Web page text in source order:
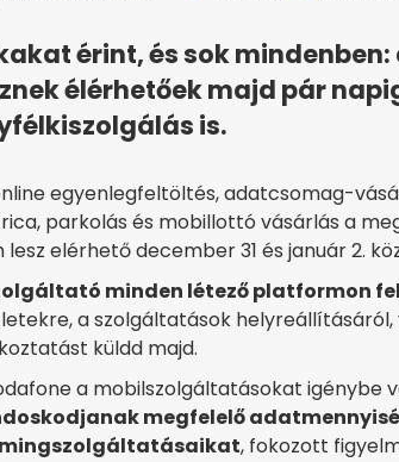
érint, és sok
élérhetőek majd pár
is.
egyenlegfeltöltés, adatcsomag-
parkolás és mobillottó vásárlás a
lesz elérhető december 31 és január 2.
minden létező platformon
a szolgáltatások
küldd majd.
a mobilszolgáltatásokat igénybe
megfelelő
, fokozott